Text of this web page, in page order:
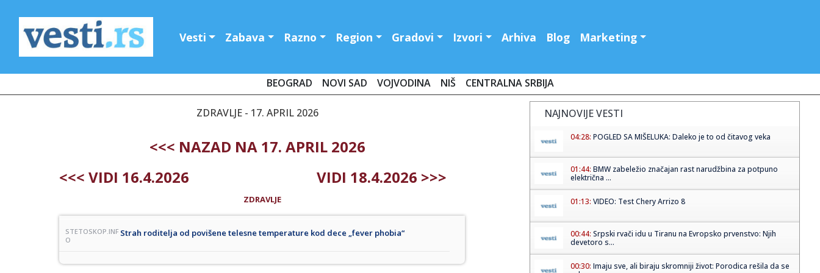
Vesti Zabava Razno Region Gradovi Izvori Arhiva Blog Marketing
BEOGRAD NOVI SAD VOJVODINA NIŠ CENTRALNA SRBIJA
ZDRAVLJE - 17. APRIL 2026
<<< NAZAD NA 17. APRIL 2026
<<< VIDI 16.4.2026
VIDI 18.4.2026 >>>
ZDRAVLJE
STETOSKOP.INF
O
Strah roditelja od povišene telesne temperature kod dece „fever phobia“
NAJNOVIJE VESTI
04:28: POGLED SA MIŠELUKA: Daleko je to od čitavog veka
01:44: BMW zabeležio značajan rast narudžbina za potpuno
električna ...
01:13: VIDEO: Test Chery Arrizo 8
00:44: Srpski rvači idu u Tiranu na Evropsko prvenstvo: Njih
devetoro s...
00:30: Imaju sve, ali biraju skromniji život: Porodica rešila da se